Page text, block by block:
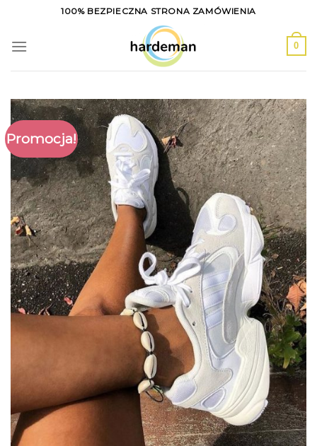
content
100% BEZPIECZNA STRONA ZAMÓWIENIA
0
Promocja!